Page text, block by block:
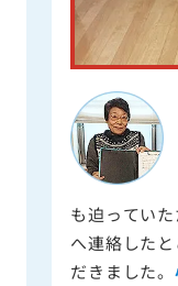
も迫ってい
へ連絡した
だきました。